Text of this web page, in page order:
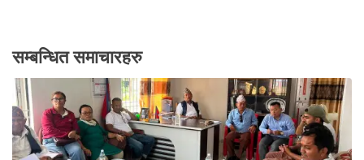
सम्बन्धित समाचारहरु